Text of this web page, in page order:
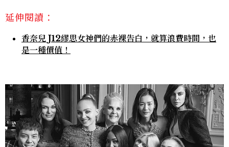
延伸閱讀：
香奈兒 J12繆思女神們的赤裸告白，就算浪費時間，也
是一種價值！